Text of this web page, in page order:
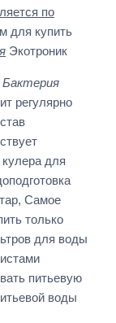
по
для купить
Экотроник
Бактерия
регулярно
для
Самое
только
для воды
питьевую
воды